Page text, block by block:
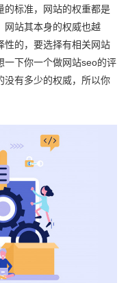
的标准，网站的权重都是
网站其本身的权威也越
性的，要选择有相关网站
一下你一个做网站seo的评
没有多少的权威，所以你